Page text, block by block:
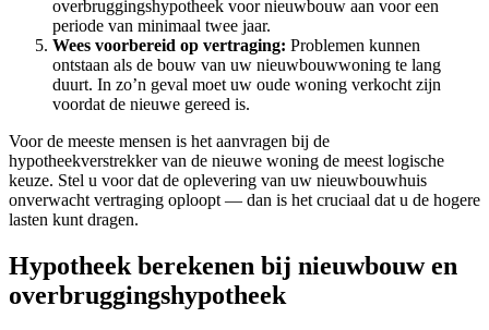
overbruggingshypotheek voor nieuwbouw aan voor een
periode van minimaal twee jaar.
Wees voorbereid op vertraging: Problemen kunnen
ontstaan als de bouw van uw nieuwbouwwoning te lang
duurt. In zo’n geval moet uw oude woning verkocht zijn
voordat de nieuwe gereed is.
Voor de meeste mensen is het aanvragen bij de
hypotheekverstrekker van de nieuwe woning de meest logische
keuze. Stel u voor dat de oplevering van uw nieuwbouwhuis
onverwacht vertraging oploopt — dan is het cruciaal dat u de hogere
lasten kunt dragen.
Hypotheek berekenen bij nieuwbouw en
overbruggingshypotheek